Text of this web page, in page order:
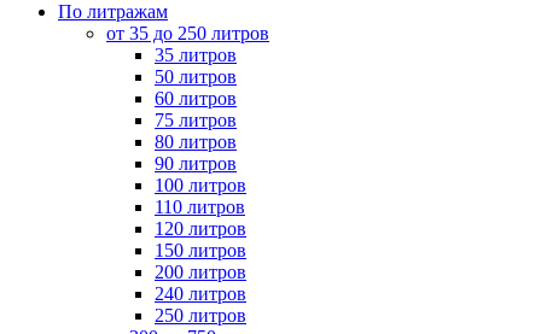
По литражам
от 35 до 250 литров
35 литров
50 литров
60 литров
75 литров
80 литров
90 литров
100 литров
110 литров
120 литров
150 литров
200 литров
240 литров
250 литров